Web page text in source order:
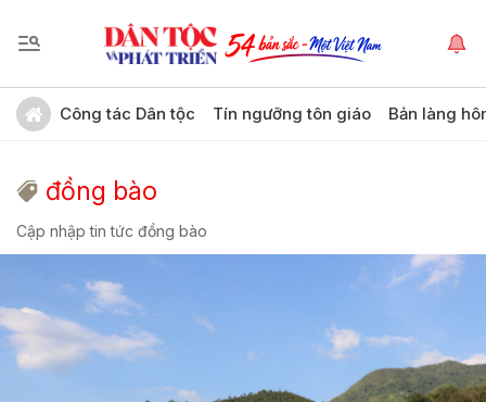
Công tác Dân tộc Tín ngưỡng tôn giáo Bản làng
đồng bào
Cập nhập tin tức đồng bào